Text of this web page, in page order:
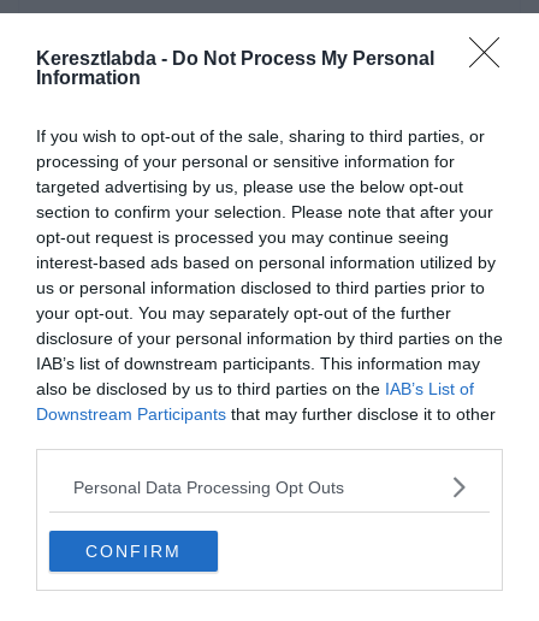
Keresztlabda - Do Not Process My Personal
Information
If you wish to opt-out of the sale, sharing to third parties, or
processing of your personal or sensitive information for
targeted advertising by us, please use the below opt-out
section to confirm your selection. Please note that after your
opt-out request is processed you may continue seeing
interest-based ads based on personal information utilized by
us or personal information disclosed to third parties prior to
your opt-out. You may separately opt-out of the further
disclosure of your personal information by third parties on the
IAB’s list of downstream participants. This information may
also be disclosed by us to third parties on the IAB’s List of
Downstream Participants that may further disclose it to other
Personal Data Processing Opt Outs
CONFIRM
feladatunkvan, amivel karbantarthatod az
továbbiérdekes napi feladatokat találhatsz!